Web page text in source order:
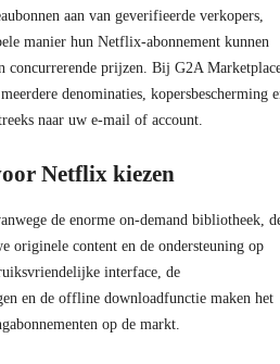
aan van geverifieerde verkopers,
manier hun Netflix-abonnement kunnen
concurrerende prijzen. Bij G2A
denominaties, kopersbescherming
naar uw e-mail of account.
Netflix kiezen
de enorme on-demand bibliotheek,
originele content en de ondersteuning op
interface, de
en de offline downloadfunctie maken het
op de markt.